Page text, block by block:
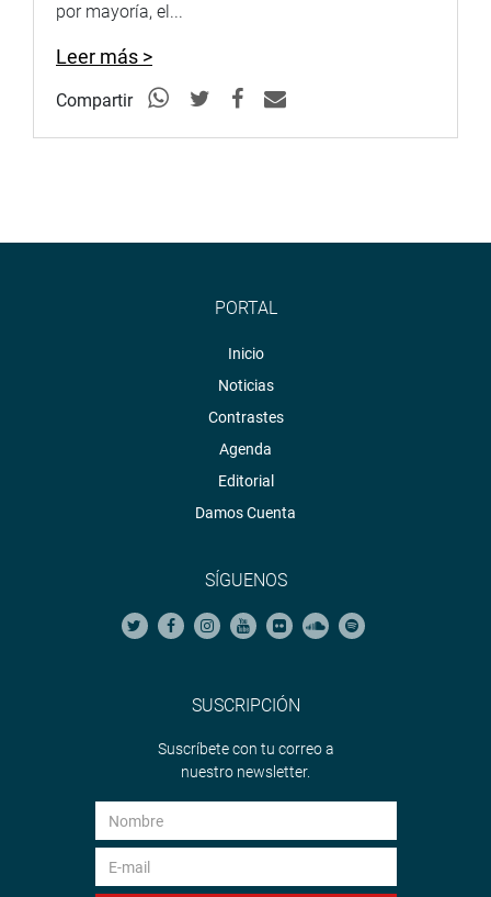
por mayoría, el...
Leer más >
Compartir
PORTAL
Inicio
Noticias
Contrastes
Agenda
Editorial
Damos Cuenta
SÍGUENOS
SUSCRIPCIÓN
Suscríbete con tu correo a
nuestro newsletter.